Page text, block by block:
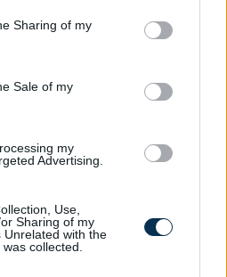
behaviour. You may click to
and its third-party tags to
purposes in below Google
Sharing of my
Sale of my
my
Advertising.
Use,
Sharing of my
Unrelated with the
collected.
rendszer eltéréseit
06:43